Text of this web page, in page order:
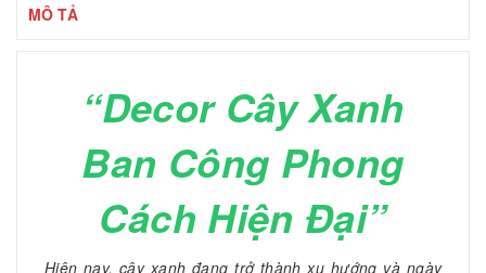
MÔ TẢ
“Decor Cây Xanh
Ban Công Phong
Cách Hiện Đại”
Hiện nay, cây xanh đang trở thành xu hướng và ngày